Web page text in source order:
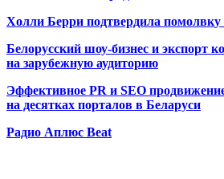
Холли Берри подтвердила помолвку
Белорусский шоу-бизнес и экспорт
на зарубежную аудиторию
Эффективное PR и SEO
на десятках порталов в Беларуси
Радио Аплюс Beat